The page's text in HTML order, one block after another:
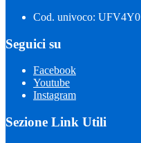
Cod. univoco: UFV4Y0
Seguici su
Facebook
Youtube
Instagram
Sezione Link Utili